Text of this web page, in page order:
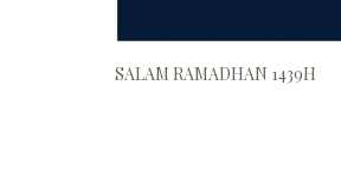
SALAM RAMADHAN 1439H